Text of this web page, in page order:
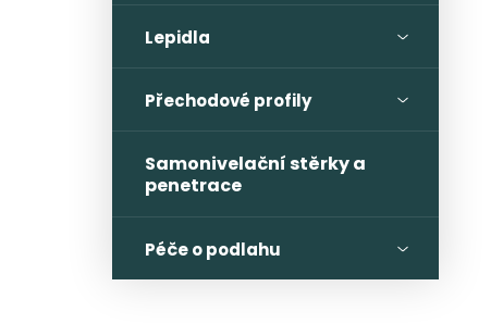
Lepidla
Přechodové profily
Samonivelační stěrky a
penetrace
Péče o podlahu